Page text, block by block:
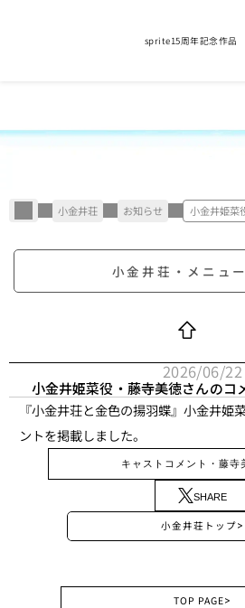
sprite15周年記念作品
小金井荘 お知らせ
小金井姫菜
小金井荘・メニュ
2026/06/22
小金井姫菜役・藤寺美徳さんのコ
『小金井荘と金色の揚羽蝶』小金井姫
ントを掲載しました。
キャストコメント・藤寺
SHARE
小金井荘トップ>
TOP PAGE>